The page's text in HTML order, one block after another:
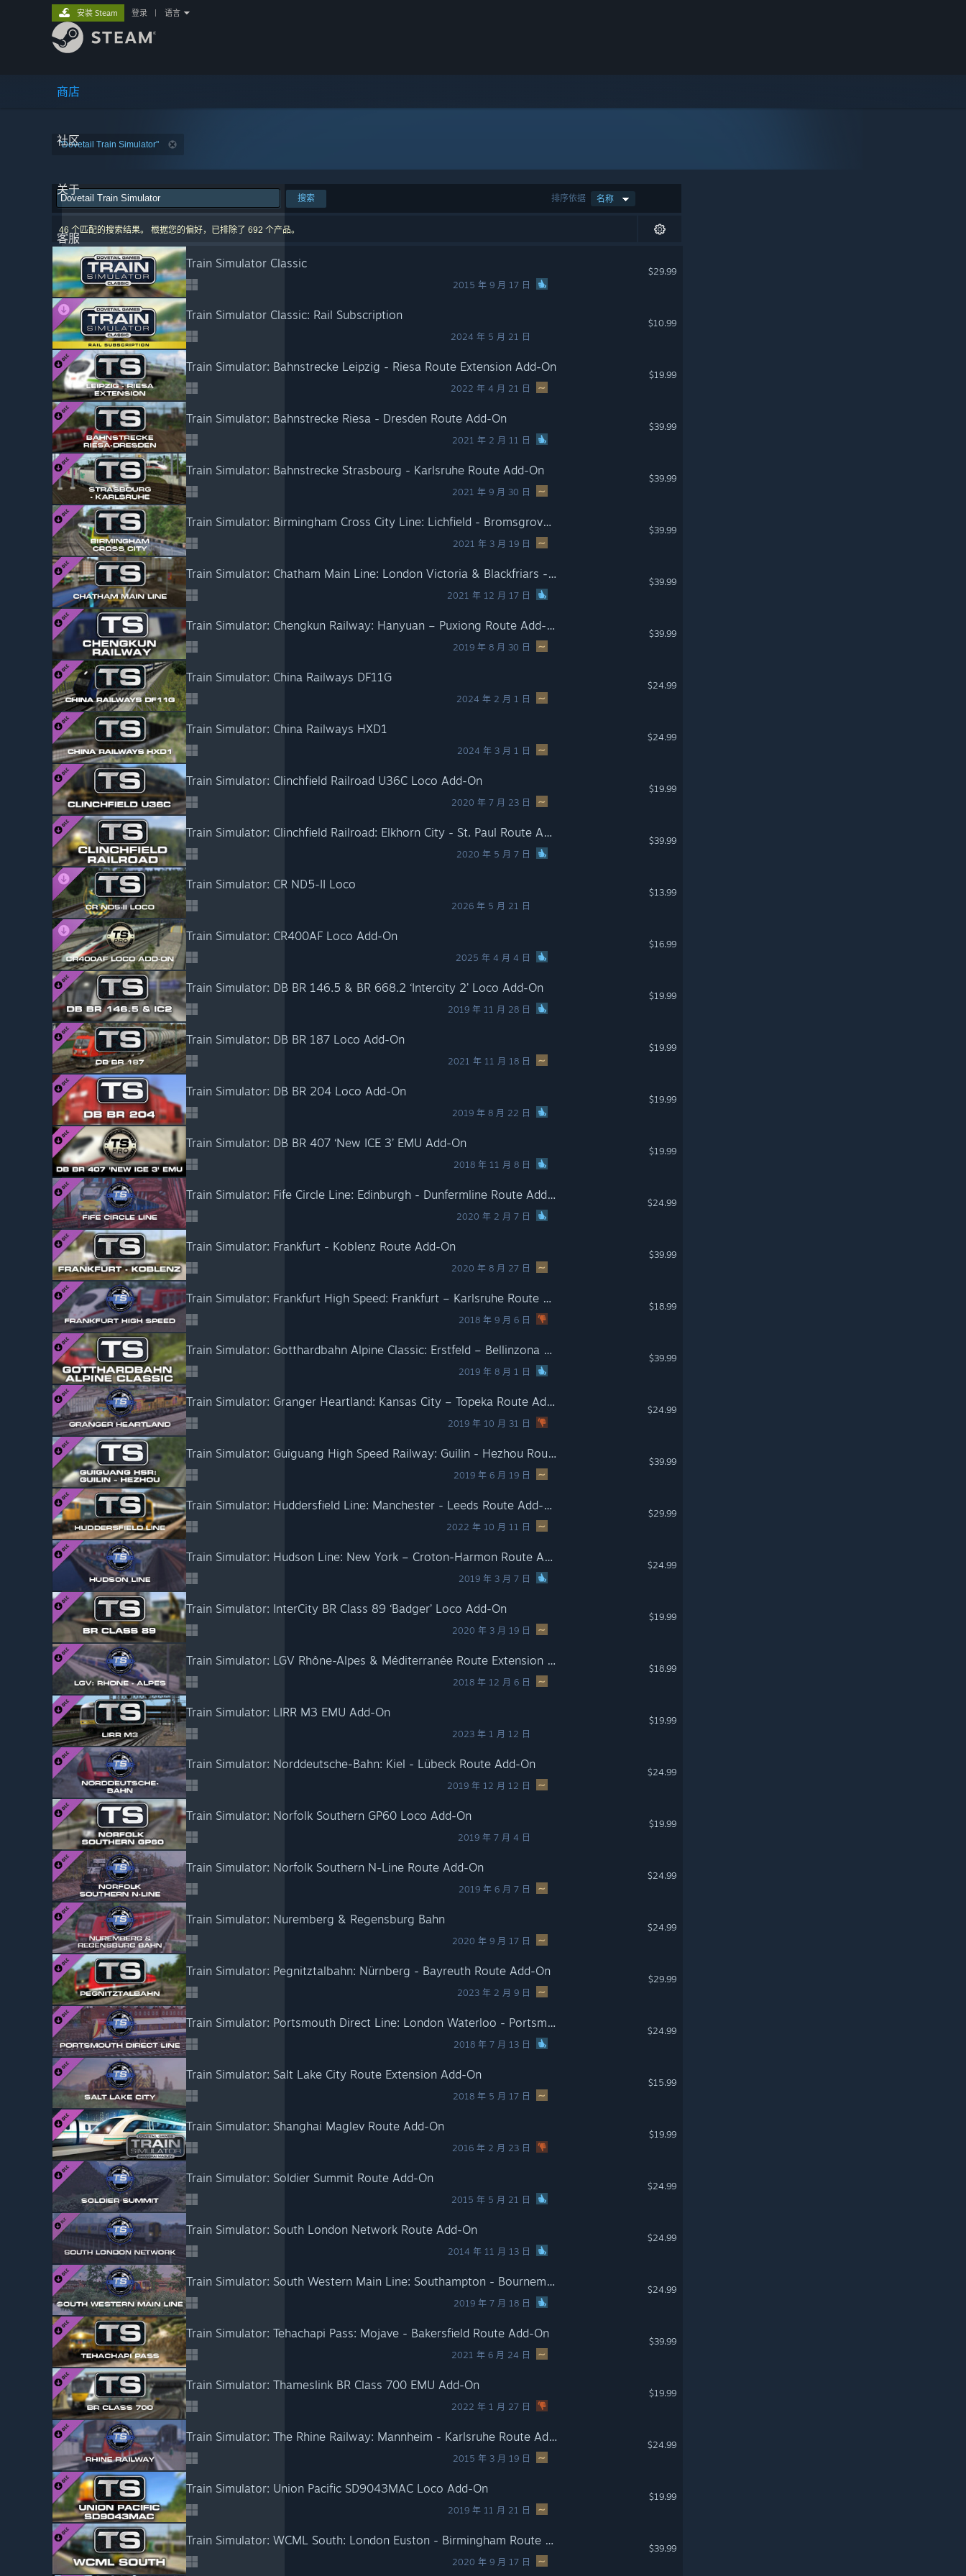
商店
社区
关于
客服
安装 Steam 登录 语言
"Dovetail Train Simulator"
排序依据 名称
搜索
46 个匹配的搜索结果。 根据您的偏好，已排除了 692 个产品。
Train Simulator Classic
2015 年 9 月 17 日
$29.99
Train Simulator Classic: Rail Subscription
2024 年 5 月 21 日
$10.99
Train Simulator: Bahnstrecke Leipzig - Riesa Route Extension Add-On
2022 年 4 月 21 日
$19.99
Train Simulator: Bahnstrecke Riesa - Dresden Route Add-On
2021 年 2 月 11 日
$39.99
Train Simulator: Bahnstrecke Strasbourg - Karlsruhe Route Add-On
2021 年 9 月 30 日
$39.99
Train Simulator: Birmingham Cross City Line: Lichfield - Bromsgrove & Redditch Route Add-On
2021 年 3 月 19 日
$39.99
Train Simulator: Chatham Main Line: London Victoria & Blackfriars - Dover & Ramsgate Route Add-On
2021 年 12 月 17 日
$39.99
Train Simulator: Chengkun Railway: Hanyuan – Puxiong Route Add-On
2019 年 8 月 30 日
$39.99
Train Simulator: China Railways DF11G
2024 年 2 月 1 日
$24.99
Train Simulator: China Railways HXD1
2024 年 3 月 1 日
$24.99
Train Simulator: Clinchfield Railroad U36C Loco Add-On
2020 年 7 月 23 日
$19.99
Train Simulator: Clinchfield Railroad: Elkhorn City - St. Paul Route Add-On
2020 年 5 月 7 日
$39.99
Train Simulator: CR ND5-II Loco
2026 年 5 月 21 日
$13.99
Train Simulator: CR400AF Loco Add-On
2025 年 4 月 4 日
$16.99
Train Simulator: DB BR 146.5 & BR 668.2 ‘Intercity 2’ Loco Add-On
2019 年 11 月 28 日
$19.99
Train Simulator: DB BR 187 Loco Add-On
2021 年 11 月 18 日
$19.99
Train Simulator: DB BR 204 Loco Add-On
2019 年 8 月 22 日
$19.99
Train Simulator: DB BR 407 ‘New ICE 3’ EMU Add-On
2018 年 11 月 8 日
$19.99
Train Simulator: Fife Circle Line: Edinburgh - Dunfermline Route Add-On
2020 年 2 月 7 日
$24.99
Train Simulator: Frankfurt - Koblenz Route Add-On
2020 年 8 月 27 日
$39.99
Train Simulator: Frankfurt High Speed: Frankfurt – Karlsruhe Route Extension Add-On
2018 年 9 月 6 日
$18.99
Train Simulator: Gotthardbahn Alpine Classic: Erstfeld – Bellinzona Route Add-On
2019 年 8 月 1 日
$39.99
Train Simulator: Granger Heartland: Kansas City – Topeka Route Add-On
2019 年 10 月 31 日
$24.99
Train Simulator: Guiguang High Speed Railway: Guilin - Hezhou Route Add-On
2019 年 6 月 19 日
$39.99
Train Simulator: Huddersfield Line: Manchester - Leeds Route Add-On
2022 年 10 月 11 日
$29.99
Train Simulator: Hudson Line: New York – Croton-Harmon Route Add-On
2019 年 3 月 7 日
$24.99
Train Simulator: InterCity BR Class 89 ‘Badger’ Loco Add-On
2020 年 3 月 19 日
$19.99
Train Simulator: LGV Rhône-Alpes & Méditerranée Route Extension Add-On
2018 年 12 月 6 日
$18.99
Train Simulator: LIRR M3 EMU Add-On
2023 年 1 月 12 日
$19.99
Train Simulator: Norddeutsche-Bahn: Kiel - Lübeck Route Add-On
2019 年 12 月 12 日
$24.99
Train Simulator: Norfolk Southern GP60 Loco Add-On
2019 年 7 月 4 日
$19.99
Train Simulator: Norfolk Southern N-Line Route Add-On
2019 年 6 月 7 日
$24.99
Train Simulator: Nuremberg & Regensburg Bahn
2020 年 9 月 17 日
$24.99
Train Simulator: Pegnitztalbahn: Nürnberg - Bayreuth Route Add-On
2023 年 2 月 9 日
$29.99
Train Simulator: Portsmouth Direct Line: London Waterloo - Portsmouth Route Add-On
2018 年 7 月 13 日
$24.99
Train Simulator: Salt Lake City Route Extension Add-On
2018 年 5 月 17 日
$15.99
Train Simulator: Shanghai Maglev Route Add-On
2016 年 2 月 23 日
$19.99
Train Simulator: Soldier Summit Route Add-On
2015 年 5 月 21 日
$24.99
Train Simulator: South London Network Route Add-On
2014 年 11 月 13 日
$24.99
Train Simulator: South Western Main Line: Southampton - Bournemouth Route Add-On
2019 年 7 月 18 日
$24.99
Train Simulator: Tehachapi Pass: Mojave - Bakersfield Route Add-On
2021 年 6 月 24 日
$39.99
Train Simulator: Thameslink BR Class 700 EMU Add-On
2022 年 1 月 27 日
$19.99
Train Simulator: The Rhine Railway: Mannheim - Karlsruhe Route Add-On
2015 年 3 月 19 日
$24.99
Train Simulator: Union Pacific SD9043MAC Loco Add-On
2019 年 11 月 21 日
$19.99
Train Simulator: WCML South: London Euston - Birmingham Route Add-On
2020 年 9 月 17 日
$39.99